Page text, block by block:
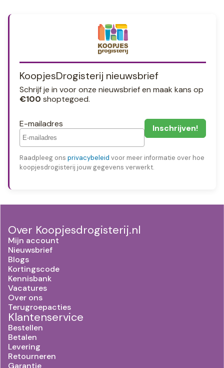
KoopjesDrogisterij nieuwsbrief
Schrijf je in voor onze nieuwsbrief en maak kans op
€100 shoptegoed.
E-mailadres
Raadpleeg ons privacybeleid voor meer informatie over hoe
koopjesdrogisterij jouw gegevens verwerkt.
Over Koopjesdrogisterij.nl
Mijn account
Nieuwsbrief
Blogs
Kortingscode
Kennisbank
Vacatures
Over ons
Terugroepacties
Klantenservice
Bestellen
Betalen
Levering
Retourneren
Garantie